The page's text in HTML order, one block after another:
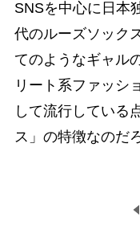
SNSを中心に日本
代のルーズソック
てのようなギャル
リート系ファッシ
して流行している
ス」の特徴なのだ